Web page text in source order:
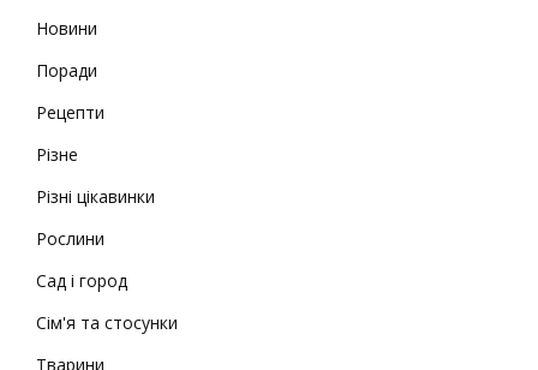
Новини
Поради
Рецепти
Різне
Різні цікавинки
Рослини
Сад і город
Сім'я та стосунки
Тварини